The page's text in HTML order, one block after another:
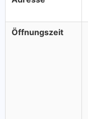
Öffnungszeit